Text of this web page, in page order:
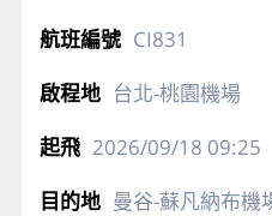
CI831
台北-桃園機場
2026/09/18 09:25
曼谷-蘇凡納布機